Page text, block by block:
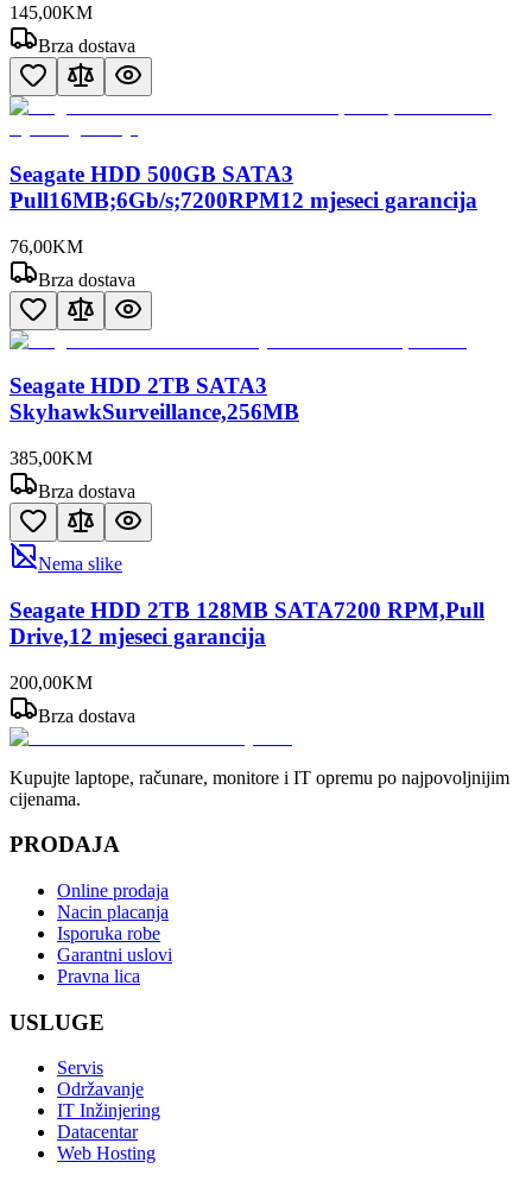
145,00KM
Brza dostava
Seagate HDD 500GB SATA3
Pull16MB;6Gb/s;7200RPM12 mjeseci garancija
76,00KM
Brza dostava
Seagate HDD 2TB SATA3
SkyhawkSurveillance,256MB
385,00KM
Brza dostava
Nema slike
Seagate HDD 2TB 128MB SATA7200 RPM,Pull
Drive,12 mjeseci garancija
200,00KM
Brza dostava
Kupujte laptope, računare, monitore i IT opremu po najpovoljnijim
cijenama.
PRODAJA
Online prodaja
Nacin placanja
Isporuka robe
Garantni uslovi
Pravna lica
USLUGE
Servis
Održavanje
IT Inžinjering
Datacentar
Web Hosting